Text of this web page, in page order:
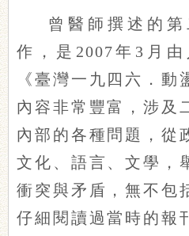
曾醫師撰述的
作，是2007年3月
《臺灣一九四六．動
內容非常豐富，涉及
內部的各種問題，從
文化、語言、文學，
衝突與矛盾，無不包
仔細閱讀過當時的報